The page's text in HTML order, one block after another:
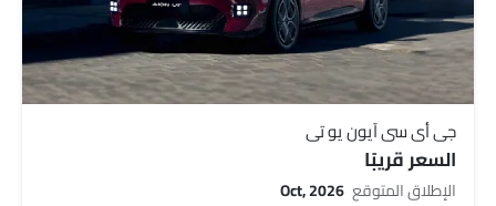
جي أي سي آيون يو تي
السعر قريبًا
الإطلاق المتوقع Oct, 2026